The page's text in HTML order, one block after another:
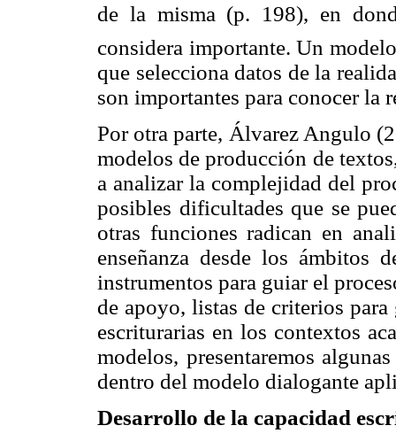
de la misma (p. 198), en
considera importante. Un
que selecciona datos de la
son importantes para conocer la
Por otra parte, Álvarez Angulo
modelos de producción de
a analizar la complejidad del
posibles dificultades que se
otras funciones radican en
enseñanza desde los
instrumentos para guiar el
de apoyo, listas de criterios
escriturarias en los contextos
modelos, presentaremos
dentro del modelo dialogante
Desarrollo de la capacidad